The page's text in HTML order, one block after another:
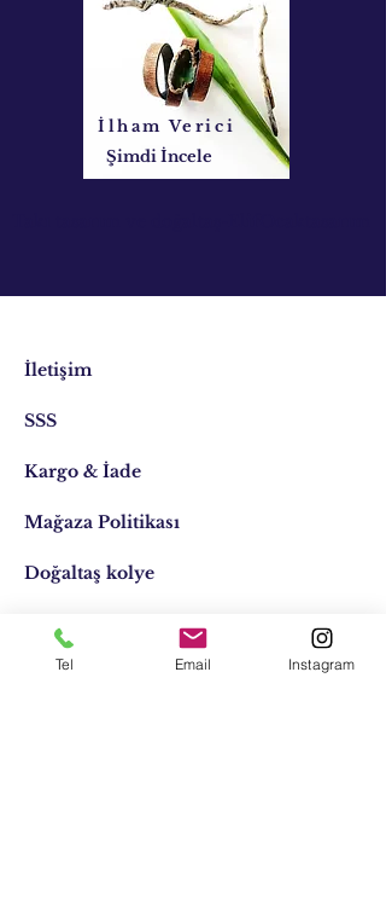
İlham Verici
Şimdi İncele
İletişim
SSS
Kargo & İade
Mağaza Politikası
Doğaltaş kolye
Doğaltaş kişiye özel
Tasarımlar
Tel Email Instagram